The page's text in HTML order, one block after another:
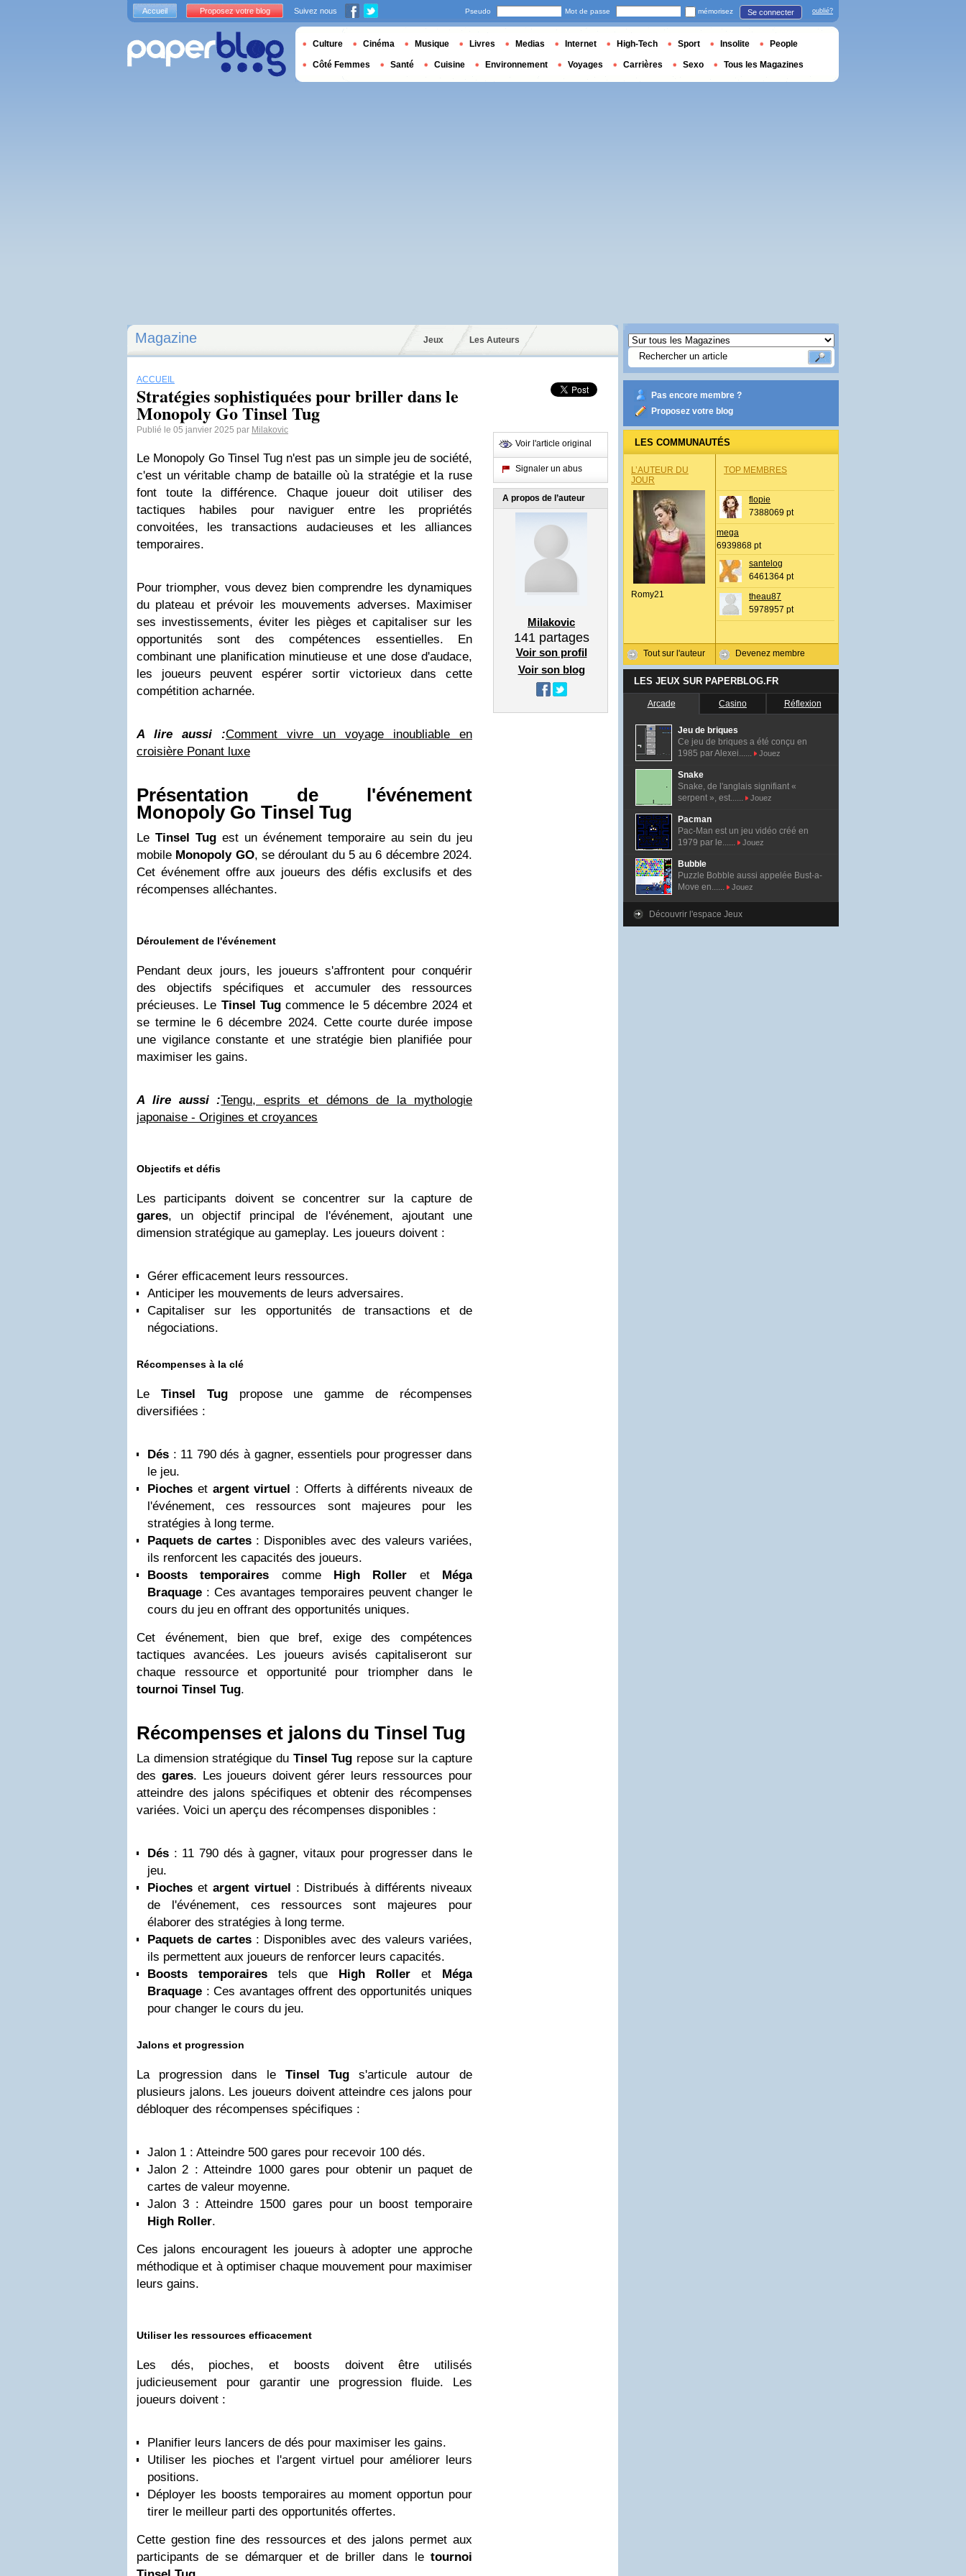
Magazine Jeux Les Auteurs
ACCUEIL
Stratégies sophistiquées pour briller dans le
Monopoly Go Tinsel Tug
Publié le 05 janvier 2025 par Milakovic
Le Monopoly Go Tinsel Tug n'est pas un simple jeu de société,
c'est un véritable champ de bataille où la stratégie et la ruse
font toute la différence. Chaque joueur doit utiliser des
tactiques habiles pour naviguer entre les propriétés
convoitées, les transactions audacieuses et les alliances
temporaires.
Pour triompher, vous devez bien comprendre les dynamiques
du plateau et prévoir les mouvements adverses. Maximiser
ses investissements, éviter les pièges et capitaliser sur les
opportunités sont des compétences essentielles. En
combinant une planification minutieuse et une dose d'audace,
les joueurs peuvent espérer sortir victorieux dans cette
compétition acharnée.
A lire aussi :Comment vivre un voyage inoubliable en
croisière Ponant luxe
Présentation de l'événement
Monopoly Go Tinsel Tug
Le Tinsel Tug est un événement temporaire au sein du jeu
mobile Monopoly GO, se déroulant du 5 au 6 décembre 2024.
Cet événement offre aux joueurs des défis exclusifs et des
récompenses alléchantes.
Déroulement de l'événement
Pendant deux jours, les joueurs s'affrontent pour conquérir
des objectifs spécifiques et accumuler des ressources
précieuses. Le Tinsel Tug commence le 5 décembre 2024 et
se termine le 6 décembre 2024. Cette courte durée impose
une vigilance constante et une stratégie bien planifiée pour
maximiser les gains.
A lire aussi :Tengu, esprits et démons de la mythologie
japonaise - Origines et croyances
Objectifs et défis
Les participants doivent se concentrer sur la capture de
gares, un objectif principal de l'événement, ajoutant une
dimension stratégique au gameplay. Les joueurs doivent :
Gérer efficacement leurs ressources.
Anticiper les mouvements de leurs adversaires.
Capitaliser sur les opportunités de transactions et de
négociations.
Récompenses à la clé
Le Tinsel Tugpropose une gamme de récompenses
diversifiées :
Dés : 11 790 dés à gagner, essentiels pour progresser dans
le jeu.
Pioches et argent virtuel : Offerts à différents niveaux de
l'événement, ces ressources sont majeures pour les
stratégies à long terme.
Paquets de cartes: Disponibles avec des valeurs variées,
ils renforcent les capacités des joueurs.
Boosts temporaires comme High Roller et Méga
Braquage : Ces avantages temporaires peuvent changer le
cours du jeu en offrant des opportunités uniques.
Cet événement, bien que bref, exige des compétences
tactiques avancées. Les joueurs avisés capitaliseront sur
chaque ressource et opportunité pour triompher dans le
tournoi Tinsel Tug.
Récompenses et jalons du Tinsel Tug
La dimension stratégique du Tinsel Tug repose sur la capture
des gares. Les joueurs doivent gérer leurs ressources pour
atteindre des jalons spécifiques et obtenir des récompenses
variées. Voici un aperçu des récompenses disponibles :
Dés : 11 790 dés à gagner, vitaux pour progresser dans le
jeu.
Pioches et argent virtuel : Distribués à différents niveaux
de l'événement, ces ressources sont majeures pour
élaborer des stratégies à long terme.
Paquets de cartes: Disponibles avec des valeurs variées,
ils permettent aux joueurs de renforcer leurs capacités.
Boosts temporaires tels que High Roller et Méga
Braquage : Ces avantages offrent des opportunités uniques
pour changer le cours du jeu.
Jalons et progression
La progression dans le Tinsel Tug s'articule autour de
plusieurs jalons. Les joueurs doivent atteindre ces jalons pour
débloquer des récompenses spécifiques :
Jalon 1 : Atteindre 500 gares pour recevoir 100 dés.
Jalon 2 : Atteindre 1000 gares pour obtenir un paquet de
cartes de valeur moyenne.
Jalon 3 : Atteindre 1500 gares pour un boost temporaire
High Roller.
Ces jalons encouragent les joueurs à adopter une approche
méthodique et à optimiser chaque mouvement pour maximiser
leurs gains.
Utiliser les ressources efficacement
Les dés, pioches, et boosts doivent être utilisés
judicieusement pour garantir une progression fluide. Les
joueurs doivent :
Planifier leurs lancers de dés pour maximiser les gains.
Utiliser les pioches et l'argent virtuel pour améliorer leurs
positions.
Déployer les boosts temporaires au moment opportun pour
tirer le meilleur parti des opportunités offertes.
Cette gestion fine des ressources et des jalons permet aux
participants de se démarquer et de briller dans le tournoi
Voir l'article original
Signaler un abus
A propos de l’auteur
Milakovic
141partages
Voir son profil
Voir son blog
Pas encore membre ?
Proposez votre blog
LES COMMUNAUTÉS
L’AUTEUR DU
JOUR
Romy21
Tout sur l'auteur
TOP MEMBRES
flopie
7388069 pt
mega
6939868 pt
santelog
6461364 pt
theau87
5978957 pt
Devenez membre
LES JEUX SUR PAPERBLOG.FR
Arcade Casino Réflexion
Jeu de briques
Ce jeu de briques a été conçu en
1985 par Alexei......
Jouez
Snake
Snake, de l'anglais signifiant «
serpent », est......
Jouez
Pacman
Pac-Man est un jeu vidéo créé en
1979 par le......
Jouez
Bubble
Puzzle Bobble aussi appelée Bust-a-
Move en......
Jouez
Découvrir l'espace Jeux
Accueil Proposez votre blog Suivez nous Pseudo Mot de passe mémorisez Se connecter oublié?
Culture Cinéma Musique Livres Medias Internet High-Tech Sport Insolite People
Côté Femmes Santé Cuisine Environnement Voyages Carrières Sexo Tous les Magazines